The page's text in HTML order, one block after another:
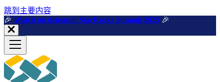
跳到主要内容
🎉️ Watch on demand: StarRocks Summit 2025 🎉️